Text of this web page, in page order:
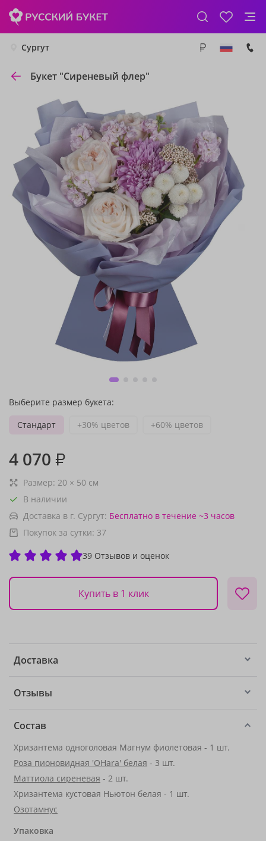
Сургут
Букет "Сиреневый флер"
Выберите размер букета:
Стандарт
+30% цветов +60% цветов
4 070 ₽
Размер: 20 × 50 см
В наличии
Доставка в г. Сургут: Бесплатно в течение ~3 часов
Покупок за сутки: 37
39 Отзывов и оценок
Купить в 1 клик
Доставка
Отзывы
Состав
Хризантема одноголовая Магнум фиолетовая - 1 шт.
Роза пионовидная 'OHara' белая - 3 шт.
Маттиола сиреневая - 2 шт.
Хризантема кустовая Ньютон белая - 1 шт.
Озотамнус
Упаковка